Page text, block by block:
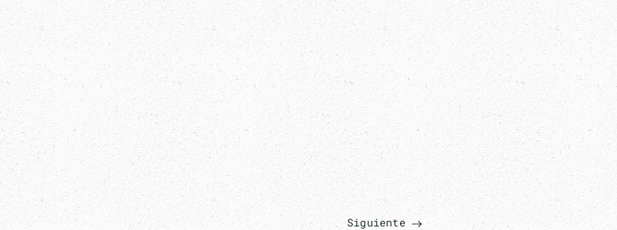
Siguiente